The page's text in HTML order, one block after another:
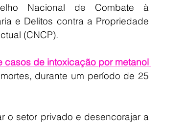
Nacional de Combate à
e Delitos contra a Propriedade
(CNCP).
casos de intoxicação por metanol
durante um período de 25
o setor privado e desencorajar a